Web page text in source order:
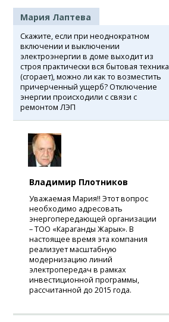
Мария Лаптева
Скажите, если при неоднократном
включении и выключении
электроэнергии в доме выходит из
строя практически вся бытовая техника
(сгорает), можно ли как то возместить
причерченный ущерб? Отключение
энергии происходили с связи с
ремонтом ЛЭП
Владимир Плотников
Уважаемая Мария!! Этот вопрос
необходимо адресовать
энергопередающей организации
– ТОО «Караганды Жарык». В
настоящее время эта компания
реализует масштабную
модернизацию линий
электропередач в рамках
инвестиционной программы,
рассчитанной до 2015 года.